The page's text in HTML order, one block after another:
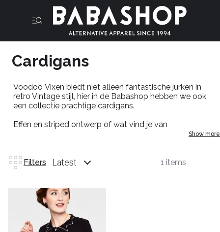
Cardigans
VoodooVixen biedt niet alleen fantastische jurken in
retro Vintage stijl, hier in de Babashop hebben we ook
een collectie prachtige cardigans.
Effen enstriped ontwerp of wat vind je van
die je perfect kunt combineren op een
Show more
Filters Latest 1 items